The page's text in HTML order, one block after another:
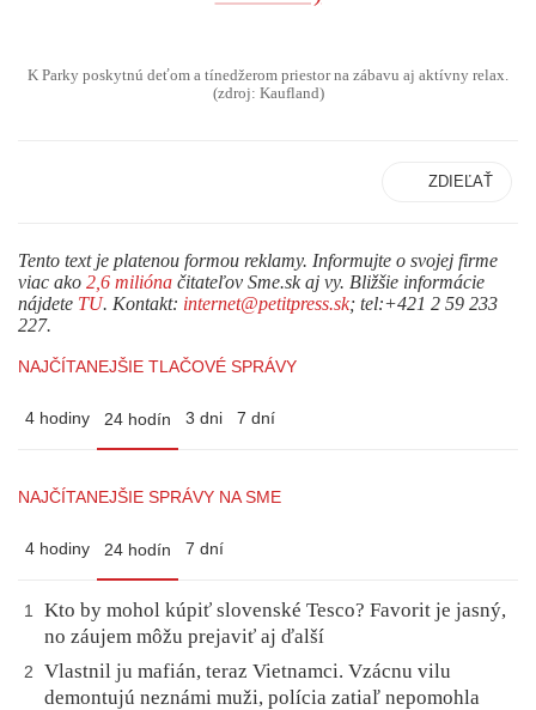
K Parky poskytnú deťom a tínedžerom priestor na zábavu aj aktívny relax.
(zdroj: Kaufland)
ZDIEĽAŤ
Tento text je platenou formou reklamy. Informujte o svojej firme
viac ako 2,6 milióna čitateľov Sme.sk aj vy. Bližšie informácie
nájdete TU. Kontakt: internet@petitpress.sk; tel:+421 2 59 233
227.
NAJČÍTANEJŠIE TLAČOVÉ SPRÁVY
4 hodiny 24 hodín 3 dni 7 dní
NAJČÍTANEJŠIE SPRÁVY NA SME
4 hodiny 24 hodín 7 dní
1
Kto by mohol kúpiť slovenské Tesco? Favorit je jasný,
no záujem môžu prejaviť aj ďalší
2
Vlastnil ju mafián, teraz Vietnamci. Vzácnu vilu
demontujú neznámi muži, polícia zatiaľ nepomohla